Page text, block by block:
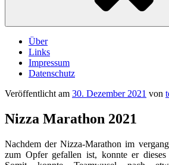
Über
Links
Impressum
Datenschutz
Veröffentlicht am 30. Dezember 2021 von
Nizza Marathon 2021
Nachdem der Nizza-Marathon im
zum Opfer gefallen ist, konnte er dieses